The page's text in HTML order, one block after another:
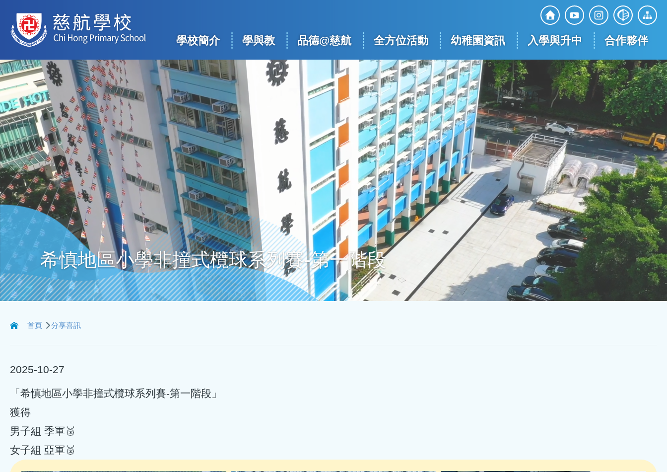
Top
Social
Media
Main
navigation
學校簡介 學與教 品德@慈航 全方位活動 幼稚園資訊 入學與升中 合作夥伴
希慎地區小學非撞式欖球系列賽-第一階段
航
結
首頁 分享喜訊
2025-10-27
「希慎地區小學非撞式欖球系列賽-第一階段」
獲得
男子組 季軍🥉
女子組 亞軍🥈